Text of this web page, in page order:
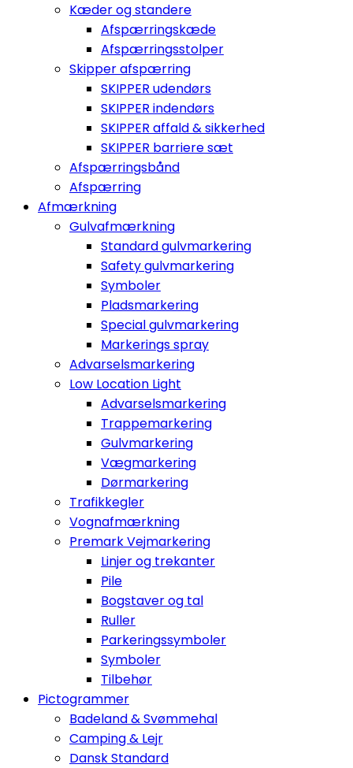
Kæder og standere
Afspærringskæde
Afspærringsstolper
Skipper afspærring
SKIPPER udendørs
SKIPPER indendørs
SKIPPER affald & sikkerhed
SKIPPER barriere sæt
Afspærringsbånd
Afspærring
Afmærkning
Gulvafmærkning
Standard gulvmarkering
Safety gulvmarkering
Symboler
Pladsmarkering
Special gulvmarkering
Markerings spray
Advarselsmarkering
Low Location Light
Advarselsmarkering
Trappemarkering
Gulvmarkering
Vægmarkering
Dørmarkering
Trafikkegler
Vognafmærkning
Premark Vejmarkering
Linjer og trekanter
Pile
Bogstaver og tal
Ruller
Parkeringssymboler
Symboler
Tilbehør
Pictogrammer
Badeland & Svømmehal
Camping & Lejr
Dansk Standard